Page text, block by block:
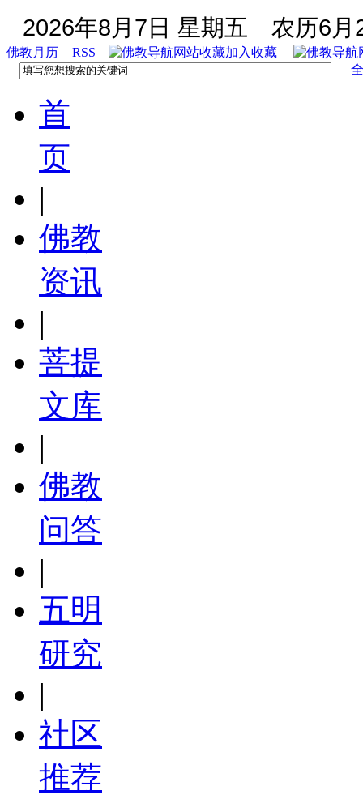
2026年8月7日 星期五 农历6月
佛教月历 RSS
加入收藏
首
页
|
佛教
资讯
|
菩提
文库
|
佛教
问答
|
五明
研究
|
社区
推荐